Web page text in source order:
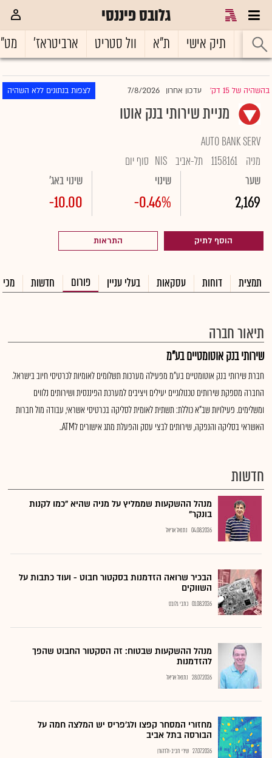
גלובס פיננסי
ראשי תיק אישי ת"א וול סטריט ארביטראז'
בהשהיה של 15 דק' |עדכון אחרון 7/8/2026 לצפות בנתונים ללא השהיה
מניית שירותי בנק אוטו
AUTO BANK SERV
מניה 1158161 תל-אביב NIS סוף יום
שער
2,169
שינוי
-0.46%
שינוי באג'
-10.00
הוסף לתיק התראות
תמצית דוחות עסקאות בעלי עניין פורום חדשות
תיאור חברה
שירותי בנק אוטומטיים בע"מ
חברת שירותי בנק אוטומטיים בע"מ מפעילה מערכות תשלומים לאומיות לכרטיסי חיוב בישראל.
החברה מספקת שירותים טכנולוגיים יעילים ויציבים למערכת הפיננסית ושירותים נלווים
ומשלימים. פעילויות שב"א כוללת: תשתית לאומית לסליקה בכרטיסי אשראי, עבודה מול חברות
האשראי בסליקה והנפקה, שירותים לבצי עסק והפעלת מתג אישורים לATM..
חדשות
מנהל ההשקעות שממליץ על מניה שהיא "כמו לקנות
בונקר"
04.08.2026 נתנאל אריאל
הבכיר שרואה הזדמנות בסקטור חבוט - ועוד כתבות על
השווקים
01.08.2026 כתבי גלובס
מנהל ההשקעות שבטוח: זה הסקטור החבוט שהפך
להזדמנות
28.07.2026 נתנאל אריאל
מחזורי המסחר קפצו ולג'פריס יש המלצה חמה על
הבורסה בתל אביב
27.07.2026 שירי חביב-ולדהורן